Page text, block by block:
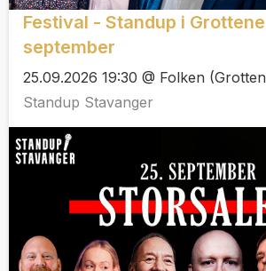
Festival - Standup i
september
25.09.2026 19:30 @ Folken
Standup Stavanger